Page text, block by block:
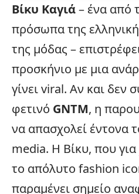
Βίκυ Καγιά– ένα από
πρόσωπα της
της μόδας –
προσκήνιο με μια
γίνειviral. Αν και δεν
φετινό GNTM, η
να απασχολεί έντονα
media. Η Βίκυ, που
το απόλυτο fashion
παραμένει σημείο